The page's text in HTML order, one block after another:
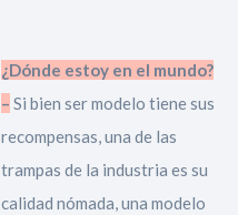
¿Dónde estoy en el mundo?
– Si bien ser modelo tiene sus
recompensas, una de las
trampas de la industria es su
calidad nómada, una modelo